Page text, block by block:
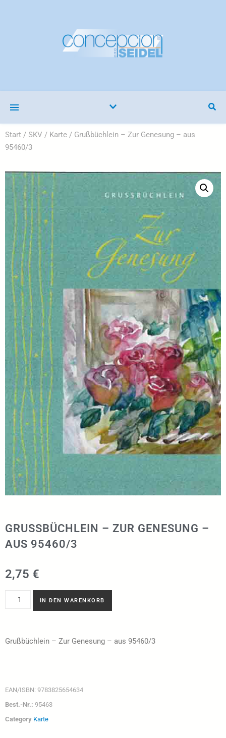
Start / SKV / Karte / Grußbüchlein – Zur Genesung – aus
95460/3
GRUSSBÜCHLEIN – ZUR GENESUNG – A
US 95460/3
2,75 €
IN DEN WARENKORB
Grußbüchlein – Zur Genesung – aus 95460/3
EAN/ISBN: 9783825654634
Best.-Nr.: 95463
Category Karte